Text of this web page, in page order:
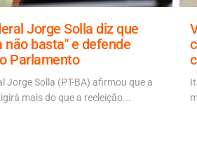
Jorge Solla diz que
não basta" e defende
Parlamento
Jorge Solla (PT-BA) afirmou que a
mais do que a reeleição...